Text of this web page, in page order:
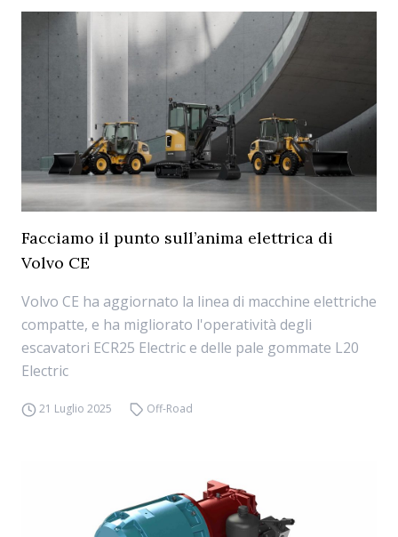
Facciamo il punto sull’anima elettrica di
Volvo CE
Volvo CE ha aggiornato la linea di macchine elettriche
compatte, e ha migliorato l'operatività degli
escavatori ECR25 Electric e delle pale gommate L20
Electric
21 Luglio 2025 Off-Road